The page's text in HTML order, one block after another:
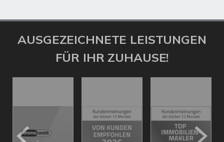
AUSGEZEICHNETE LEISTUNGEN
FÜR IHR ZUHAUSE!